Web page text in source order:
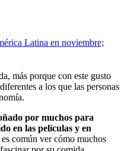
Latina en noviembre;
más porque con este gusto
a los que las personas
por muchos para
en las películas y en
común ver cómo muchos